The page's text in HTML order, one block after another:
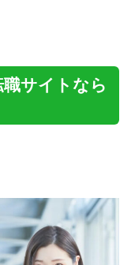
サイトなら